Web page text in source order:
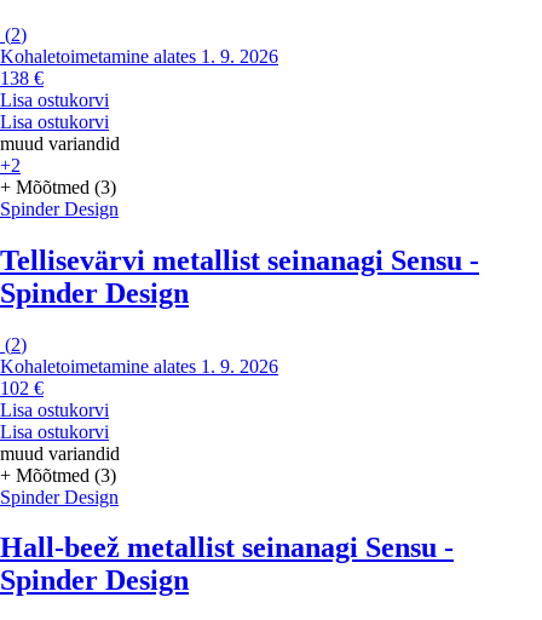
(2)
Kohaletoimetamine alates 1. 9. 2026
138 €
Lisa ostukorvi
Lisa ostukorvi
muud variandid
+2
+ Mõõtmed (3)
Spinder Design
Tellisevärvi metallist seinanagi Sensu -
Spinder Design
(2)
Kohaletoimetamine alates 1. 9. 2026
102 €
Lisa ostukorvi
Lisa ostukorvi
muud variandid
+ Mõõtmed (3)
Spinder Design
Hall-beež metallist seinanagi Sensu -
Spinder Design